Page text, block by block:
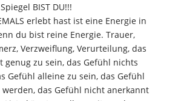
BIST DU!!!
erlebt hast ist eine Energie in
du bist reine Energie. Trauer,
Verzweiflung, Verurteilung, das
genug zu sein, das Gefühl nichts
Gefühl alleine zu sein, das Gefühl
das Gefühl nicht anerkannt